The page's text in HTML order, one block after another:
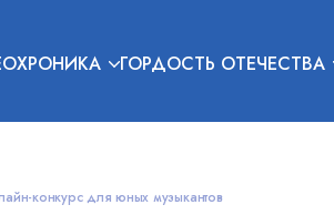
ГОРДОСТЬ ОТЕЧЕСТВА
конкурс для юных музыкантов